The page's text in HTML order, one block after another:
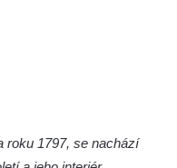
roku 1797, se nachází